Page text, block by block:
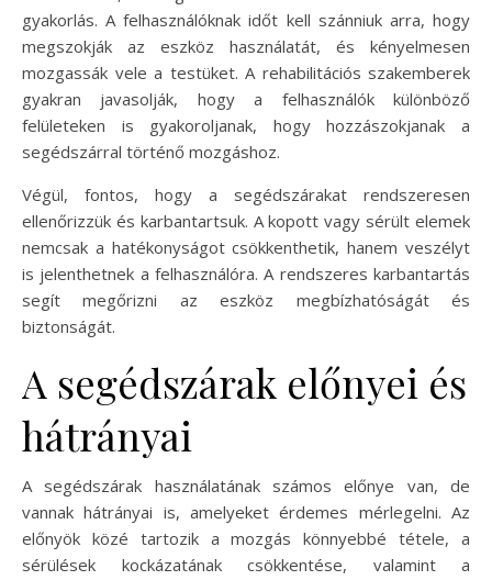
gyakorlás. A felhasználóknak időt kell szánniuk arra, hogy
megszokják az eszköz használatát, és kényelmesen
mozgassák vele a testüket. A rehabilitációs szakemberek
gyakran javasolják, hogy a felhasználók különböző
felületeken is gyakoroljanak, hogy hozzászokjanak a
segédszárral történő mozgáshoz.
Végül, fontos, hogy a segédszárakat rendszeresen
ellenőrizzük és karbantartsuk. A kopott vagy sérült elemek
nemcsak a hatékonyságot csökkenthetik, hanem veszélyt
is jelenthetnek a felhasználóra. A rendszeres karbantartás
segít megőrizni az eszköz megbízhatóságát és
biztonságát.
A segédszárak előnyei és
hátrányai
A segédszárak használatának számos előnye van, de
vannak hátrányai is, amelyeket érdemes mérlegelni. Az
előnyök közé tartozik a mozgás könnyebbé tétele, a
sérülések kockázatának csökkentése, valamint a